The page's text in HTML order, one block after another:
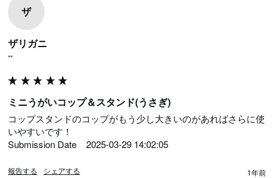
ザ
ザリガニ
""
ミニうがいコップ＆スタンド(うさぎ)
コップスタンドのコップがもう少し大きいのがあればさらに使
いやすいです！
Submission Date	2025-03-29 14:02:05
報告する シェアする 1年前